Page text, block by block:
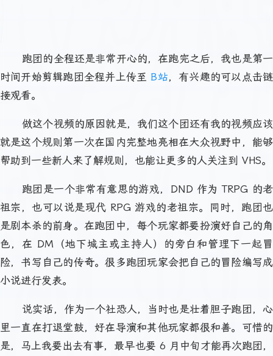
跑团的全程还是非常开心的，在跑完之后，我也是第一
时间开始剪辑跑团全程并上传至 B站，有兴趣的可以点击链
接观看。
做这个视频的原因就是，我们这个团还有我的视频应该
就是这个规则第一次在国内完整地亮相在大众视野中，能够
帮助到一些新人来了解规则，也能让更多的人关注到 VHS。
跑团是一个非常有意思的游戏，DND 作为 TRPG 的老
祖宗，也可以说是现代 RPG 游戏的老祖宗。同时，跑团也
是剧本杀的前身。在跑团中，每个玩家都要扮演好自己的角
色，在 DM（地下城主或主持人）的旁白和管理下一起冒
险，书写自己的传奇。很多跑团玩家会把自己的冒险编写成
小说进行发表。
说实话，作为一个社恐人，当时也是壮着胆子跑团，心
里一直在打退堂鼓，好在导演和其他玩家都很和善。可惜的
是，马上我要出去有事，最早也要 6 月中旬才能再次跑团，